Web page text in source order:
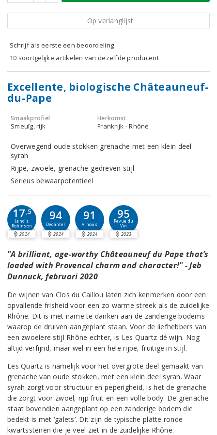
Op verlanglijst
Schrijf als eerste een beoordeling
10 soortgelijke artikelen van dezelfde producent
Excellente, biologische Châteauneuf-
du-Pape
Smaakprofiel
Smeuïg, rijk
Herkomst
Frankrijk - Rhône
Overwegend oude stokken grenache met een klein deel
syrah
Rijpe, zwoele, grenache-gedreven stijl
Serieus bewaarpotentieel
17 ,5
Jancis
Robinson
2024
94
Decanter
2024
91
Vinous
2024
95
Revue du
Vin
2023
"A brilliant, age-worthy Châteauneuf du Pape that’s
loaded with Provencal charm and character!" - Jeb
Dunnuck, februari 2020
De wijnen van Clos du Caillou laten zich kenmerken door een
opvallende frisheid voor een zo warme streek als de zuidelijke
Rhône. Dit is met name te danken aan de zanderige bodems
waarop de druiven aangeplant staan. Voor de liefhebbers van
een zwoelere stijl Rhône echter, is Les Quartz dé wijn. Nog
altijd verfijnd, maar wel in een hele rijpe, fruitige in stijl.
Les Quartz is namelijk voor het overgrote deel gemaakt van
grenache van oude stokken, met een klein deel syrah. Waar
syrah zorgt voor structuur en peperigheid, is het de grenache
die zorgt voor zwoel, rijp fruit en een volle body. De grenache
staat bovendien aangeplant op een zanderige bodem die
bedekt is met ‘galets’. Dit zijn de typische platte ronde
kwartsstenen die je veel ziet in de zuidelijke Rhône.